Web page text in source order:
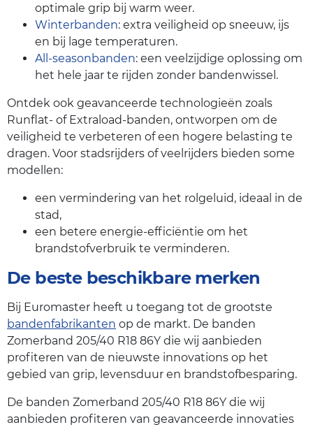
optimale grip bij warm weer.
Winterbanden: extra veiligheid op sneeuw, ijs
en bij lage temperaturen.
All-seasonbanden: een veelzijdige oplossing om
het hele jaar te rijden zonder bandenwissel.
Ontdek ook geavanceerde technologieën zoals
Runflat- of Extraload-banden, ontworpen om de
veiligheid te verbeteren of een hogere belasting te
dragen. Voor stadsrijders of veelrijders bieden some
modellen:
een vermindering van het rolgeluid, ideaal in de
stad,
een betere energie-efficiëntie om het
brandstofverbruik te verminderen.
De beste beschikbare merken
Bij Euromaster heeft u toegang tot de grootste
bandenfabrikanten op de markt. De banden
Zomerband 205/40 R18 86Y die wij aanbieden
profiteren van de nieuwste innovations op het
gebied van grip, levensduur en brandstofbesparing.
De banden Zomerband 205/40 R18 86Y die wij
aanbieden profiteren van geavanceerde innovaties